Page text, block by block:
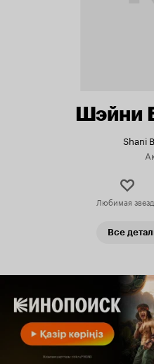
Шэйни
Shani
Любимая
Все